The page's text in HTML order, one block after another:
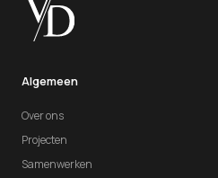
Algemeen
Over ons
Projecten
Samenwerken